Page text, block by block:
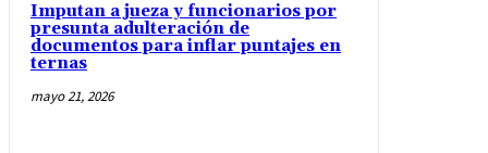
Imputan a jueza y funcionarios por
presunta adulteración de
documentos para inflar puntajes en
ternas
mayo 21, 2026